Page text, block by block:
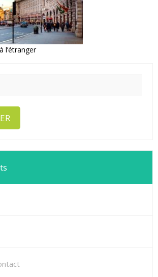
l’étranger